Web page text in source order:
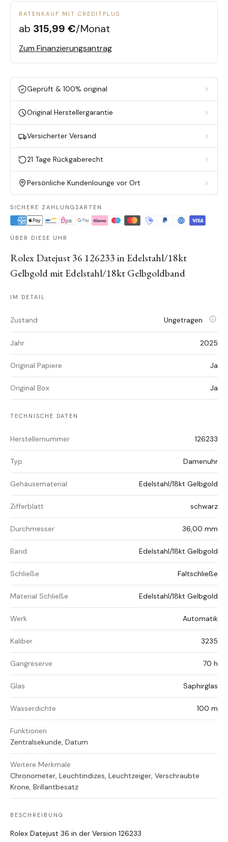
RATENKAUF MIT CREDITPLUS
ab 315,99 €/Monat
Zum Finanzierungsantrag
Geprüft & 100% original
Original Herstellergarantie
Versicherter Versand
21 Tage Rückgaberecht
Persönliche Kundenlounge vor Ort
SICHERE ZAHLUNGSARTEN
ÜBER DIESE UHR
Rolex Datejust 36 126233 in Edelstahl/18kt
Gelbgold mit Edelstahl/18kt Gelbgoldband
IM DETAIL
Zustand Ungetragen
Jahr 2025
Original Papiere Ja
Original Box Ja
TECHNISCHE DATEN
Herstellernummer 126233
Typ Damenuhr
Gehäusematerial Edelstahl/18kt Gelbgold
Zifferblatt schwarz
Durchmesser 36,00 mm
Band Edelstahl/18kt Gelbgold
Schließe Faltschließe
Material Schließe Edelstahl/18kt Gelbgold
Werk Automatik
Kaliber 3235
Gangreserve 70 h
Glas Saphirglas
Wasserdichte 100 m
Funktionen
Zentralsekunde, Datum
Weitere Merkmale
Chronometer, Leuchtindizes, Leuchtzeiger, Verschraubte
Krone, Brillantbesatz
BESCHREIBUNG
Rolex Datejust 36 in der Version 126233